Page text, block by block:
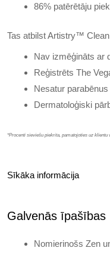
86% patērētāju
Tas atbilst Artistry™
Nav izmēģināts ar
Reģistrēts The
Nesatur
Dermatoloģiski
*Procenti sieviešu piekrita, pamatojoties uz klientu
Sīkāka informācija
Galvenās īpašības
Nomierinošs Zen